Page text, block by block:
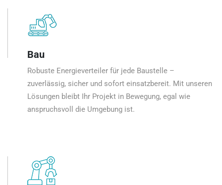
Bau
Robuste Energieverteiler für jede Baustelle –
zuverlässig, sicher und sofort einsatzbereit. Mit unseren
Lösungen bleibt Ihr Projekt in Bewegung, egal wie
anspruchsvoll die Umgebung ist.